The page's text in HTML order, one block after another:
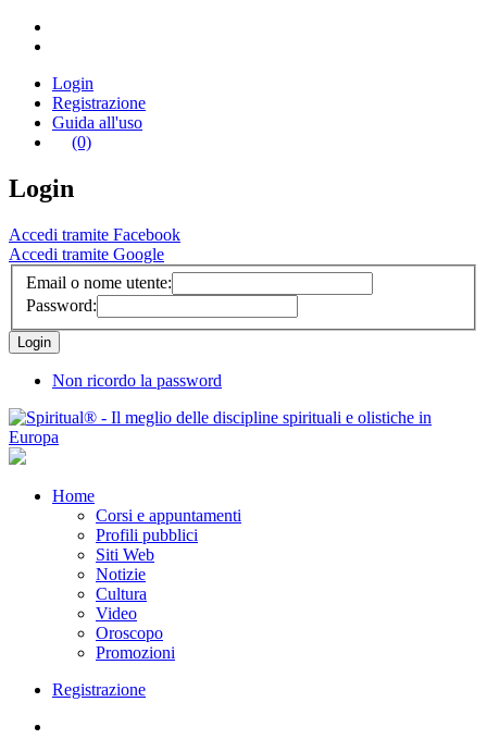
Login
Registrazione
Guida all'uso
(0)
Login
Accedi tramite Facebook
Accedi tramite Google
Email o nome utente:
Password:
Non ricordo la password
Home
Corsi e appuntamenti
Profili pubblici
Siti Web
Notizie
Cultura
Video
Oroscopo
Promozioni
Registrazione